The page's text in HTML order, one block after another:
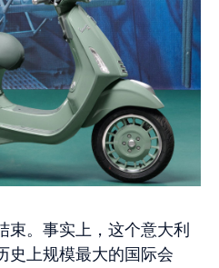
束。事实上，这个意大利
史上规模最大的国际会